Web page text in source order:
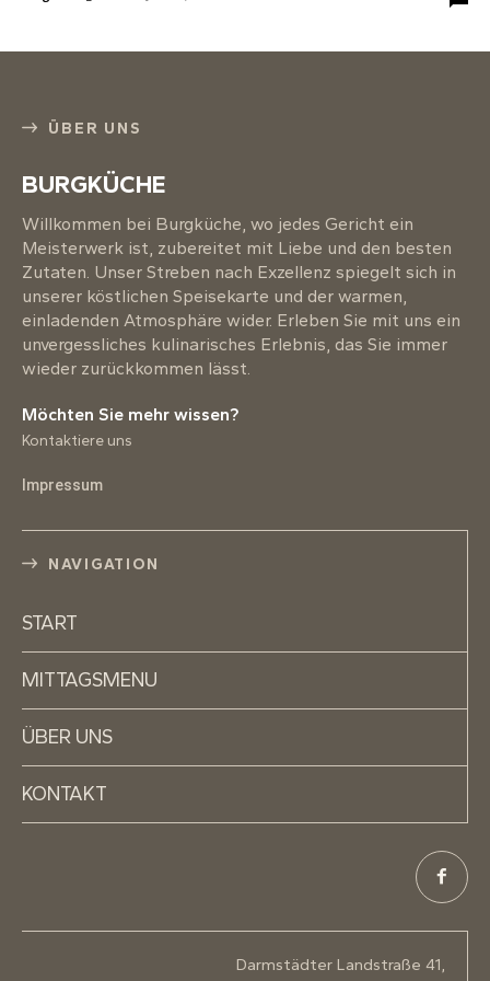
ÜBER UNS
BURGKÜCHE
Willkommen bei Burgküche, wo jedes Gericht ein
Meisterwerk ist, zubereitet mit Liebe und den besten
Zutaten. Unser Streben nach Exzellenz spiegelt sich in
unserer köstlichen Speisekarte und der warmen,
einladenden Atmosphäre wider. Erleben Sie mit uns ein
unvergessliches kulinarisches Erlebnis, das Sie immer
wieder zurückkommen lässt.
Möchten Sie mehr wissen?
Kontaktiere uns
Impressum
NAVIGATION
START
MITTAGSMENU
ÜBER UNS
KONTAKT
Darmstädter Landstraße 41,